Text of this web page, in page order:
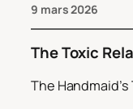
9 mars 2026
The Toxic
The Handmaid’s